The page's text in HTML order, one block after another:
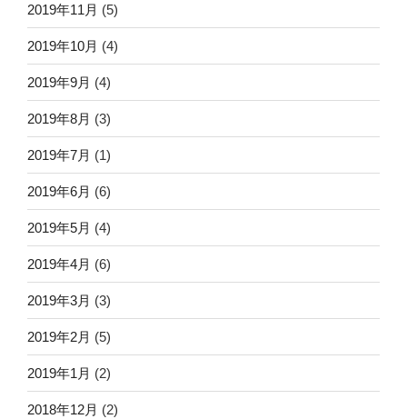
2019年11月 (5)
2019年10月 (4)
2019年9月 (4)
2019年8月 (3)
2019年7月 (1)
2019年6月 (6)
2019年5月 (4)
2019年4月 (6)
2019年3月 (3)
2019年2月 (5)
2019年1月 (2)
2018年12月 (2)